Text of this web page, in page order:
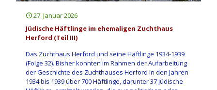
27. Januar 2026
Jüdische Häftlinge im ehemaligen Zuchthaus
Herford (Teil III)
Das Zuchthaus Herford und seine Häftlinge 1934-1939
(Folge 32). Bisher konnten im Rahmen der Aufarbeitung
der Geschichte des Zuchthauses Herford in den Jahren
1934 bis 1939 über 700 Häftlinge, darunter 37 jüdische